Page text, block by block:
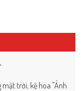
trời, kệ hoa "Ánh